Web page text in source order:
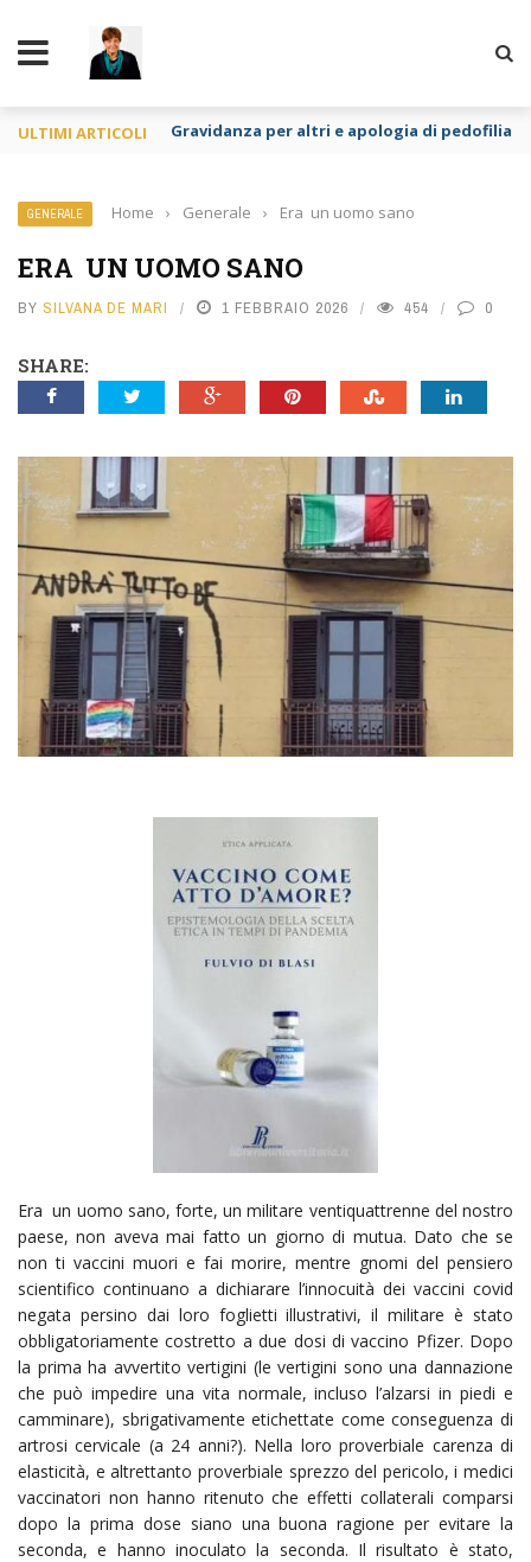
ULTIMI ARTICOLI Gravidanza per altri e apologia di pedofilia
GENERALE Home › Generale › Era un uomo sano
ERA UN UOMO SANO
BY SILVANA DE MARI 1 FEBBRAIO 2026 454 0
SHARE:
Era un uomo sano, forte, un militare ventiquattrenne del nostro
paese, non aveva mai fatto un giorno di mutua. Dato che se
non ti vaccini muori e fai morire, mentre gnomi del pensiero
scientifico continuano a dichiarare l’innocuità dei vaccini covid
negata persino dai loro foglietti illustrativi, il militare è stato
obbligatoriamente costretto a due dosi di vaccino Pfizer. Dopo
la prima ha avvertito vertigini (le vertigini sono una dannazione
che può impedire una vita normale, incluso l’alzarsi in piedi e
camminare), sbrigativamente etichettate come conseguenza di
artrosi cervicale (a 24 anni?). Nella loro proverbiale carenza di
elasticità, e altrettanto proverbiale sprezzo del pericolo, i medici
vaccinatori non hanno ritenuto che effetti collaterali comparsi
dopo la prima dose siano una buona ragione per evitare la
seconda, e hanno inoculato la seconda. Il risultato è stato,